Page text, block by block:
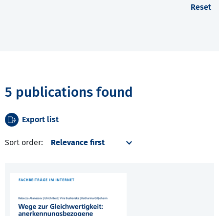
Reset
5 publications found
Export list
Sort order: